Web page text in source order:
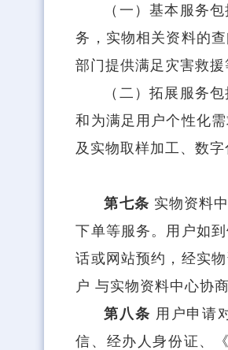
（一）基本服务
务，实物相关资料的
部门提供满足灾害救
（二）拓展服务
和为满足用户个性化
及实物取样加工、数
第七条 实物资料
下单等服务。用户如
话或网站预约，经实
户 与实物资料中心协
第八条 用户申请
信、经办人身份证、